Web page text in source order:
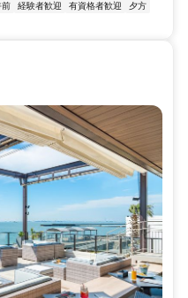
前 経験者歓迎 有資格者歓迎
夕方